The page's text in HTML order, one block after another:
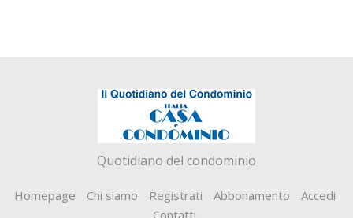
Quotidiano del condominio
Homepage Chi siamo Registrati Abbonamento
Accedi